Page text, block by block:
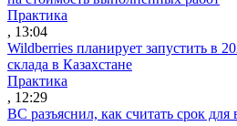
Практика
, 13:04
Wildberries планирует запустить в
склада в Казахстане
Практика
, 12:29
ВС разъяснил, как считать срок